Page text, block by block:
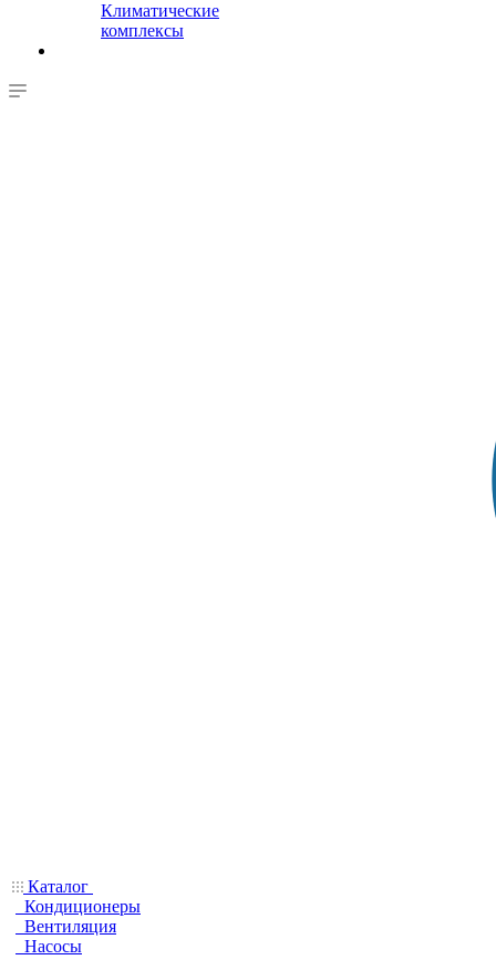
Климатические
комплексы
Каталог
Кондиционеры
Вентиляция
Насосы